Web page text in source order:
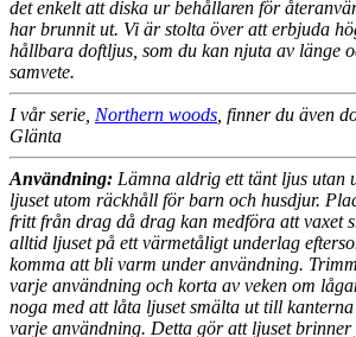
det enkelt att diska ur behållaren för
har brunnit ut. Vi är stolta över att erbjuda
hållbara doftljus, som du kan njuta av länge
samvete.
I vår serie, Northern woods, finner du även
Glänta
Användning: Lämna aldrig ett tänt ljus utan
ljuset utom räckhåll för barn och husdjur.
fritt från drag då drag kan medföra att vaxet
alltid ljuset på ett värmetåligt underlag
komma att bli varm under användning.
varje användning och korta av veken om
noga med att låta ljuset smälta ut till
varje användning. Detta gör att ljuset